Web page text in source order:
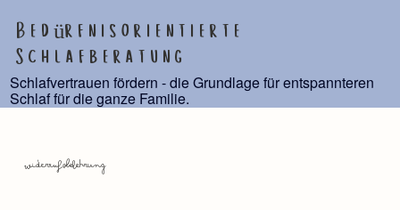
Schlafvertrauen fördern - die Grundlage für entspannteren
Schlaf für die ganze Familie.
Bedürfnisorientierte
Schlafberatung
widerrufsbelehrung